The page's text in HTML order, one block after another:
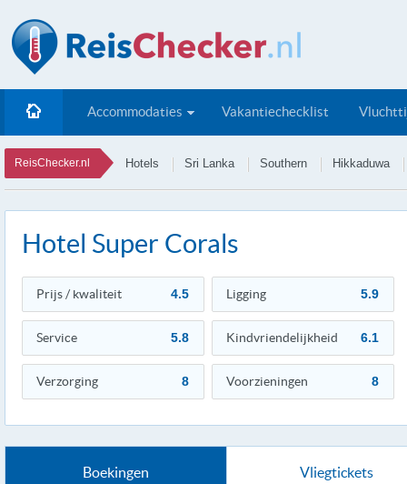
Accommodaties Vakantiechecklist
ReisChecker.nl Hotels Sri Lanka Southern Hikkaduwa
Hotel Super Corals
Prijs / kwaliteit 4.5 Ligging 5.9
Service 5.8 Kindvriendelijkheid 6.1
Verzorging 8 Voorzieningen 8
Boekingen Vliegtickets